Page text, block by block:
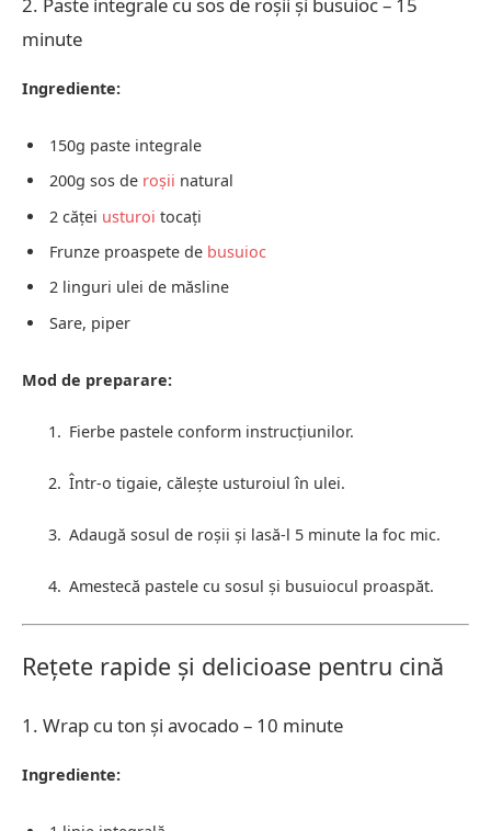
2. Paste integrale cu sos de roșii și busuioc – 15
minute
Ingrediente:
150g paste integrale
200g sos de roșii natural
2 căței usturoi tocați
Frunze proaspete de busuioc
2 linguri ulei de măsline
Sare, piper
Mod de preparare:
Fierbe pastele conform instrucțiunilor.
Într-o tigaie, călește usturoiul în ulei.
Adaugă sosul de roșii și lasă-l 5 minute la foc mic.
Amestecă pastele cu sosul și busuiocul proaspăt.
Rețete rapide și delicioase pentru cină
1. Wrap cu ton și avocado – 10 minute
Ingrediente: